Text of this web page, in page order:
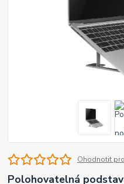
Ohodnotit
Polohovatelná